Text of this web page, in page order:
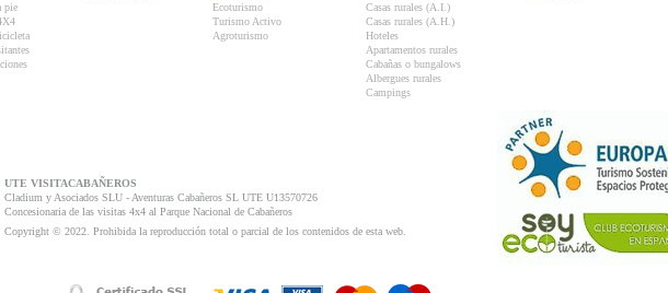
pie
Ecoturismo
Turismo Activo
Agroturismo
Casas rurales (A.I.)
Casas rurales (A.H.)
Hoteles
Apartamentos rurales
Cabañas o bungalows
Albergues rurales
Campings
UTE VISITACABAÑEROS
Cladium y Asociados SLU - Aventuras Cabañeros SL UTE U13570726
Concesionaria de las visitas 4x4 al Parque Nacional de Cabañeros
Copyright © 2022. Prohibida la reproducción total o parcial de los contenidos de esta web.